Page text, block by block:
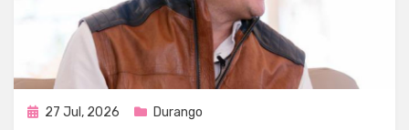
Publicada
27 Jul, 2026 Durango